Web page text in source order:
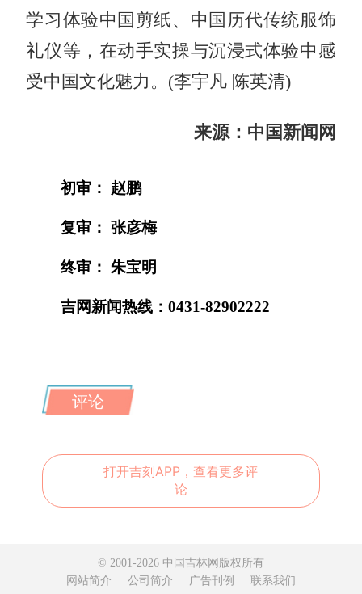
学习体验中国剪纸、中国历代传统服饰
礼仪等，在动手实操与沉浸式体验中感
受中国文化魅力。(李宇凡 陈英清)
来源：中国新闻网
初审： 赵鹏
复审： 张彦梅
终审： 朱宝明
吉网新闻热线：0431-82902222
评论
打开吉刻APP，查看更多评
论